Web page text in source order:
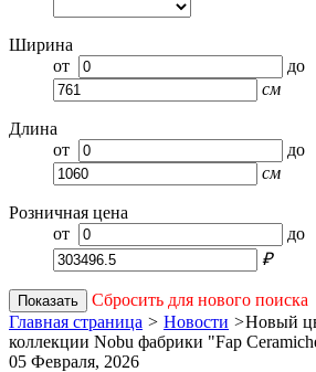
Ширина
от
до
см
Длина
от
до
см
Розничная цена
от
до
₽
Показать
Сбросить для нового поиска
Главная страница > Новости >Новый
коллекции Nobu фабрики "Fap
05 Февраля, 2026